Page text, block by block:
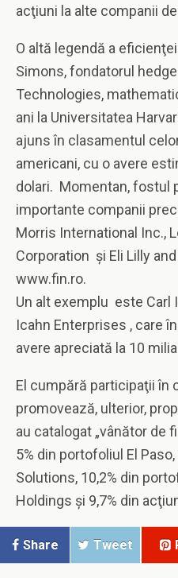
acţiuni la alte companii
O altă legendă a
Simons, fondatorul
Technologies,
ani la Universitatea
ajuns în clasamentul
americani, cu o avere
dolari. Momentan, fostul
importante companii
Morris International Inc.,
Corporation şi Eli Lilly
www.fin.ro.
Un alt exemplu este Carl
Icahn Enterprises , care
avere apreciată la 10
El cumpără participaţii în
promovează, ulterior,
au catalogat „vânător de
5% din portofoliul El
Solutions, 10,2% din
Holdings şi 9,7% din
Share Tweet